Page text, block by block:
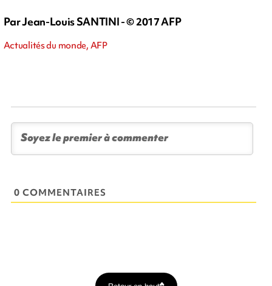
Par Jean-Louis SANTINI - © 2017 AFP
Actualités du monde, AFP
0 COMMENTAIRES